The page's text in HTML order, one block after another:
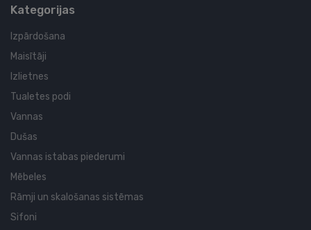
Kategorijas
Izpārdošana
Maisītāji
Izlietnes
Tualetes podi
Vannas
Dušas
Vannas istabas piederumi
Mēbeles
Rāmji un skalošanas sistēmas
Sifoni